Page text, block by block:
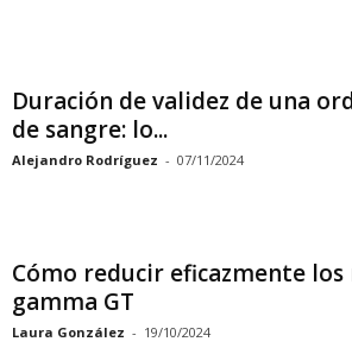
Duración de validez de una
de sangre: lo...
Alejandro Rodríguez - 07/11/2024
Cómo reducir eficazmente los
gamma GT
Laura González - 19/10/2024